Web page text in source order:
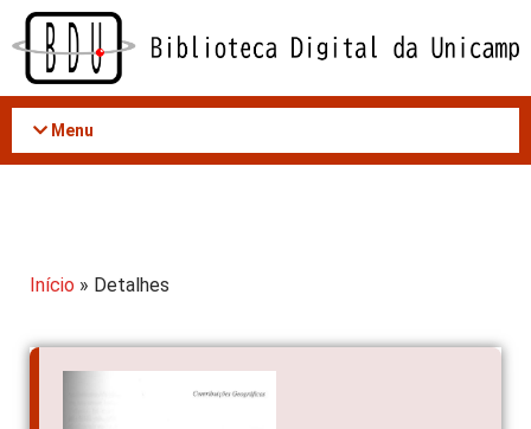
Acessar
conteúdo
Menu
Início » Detalhes